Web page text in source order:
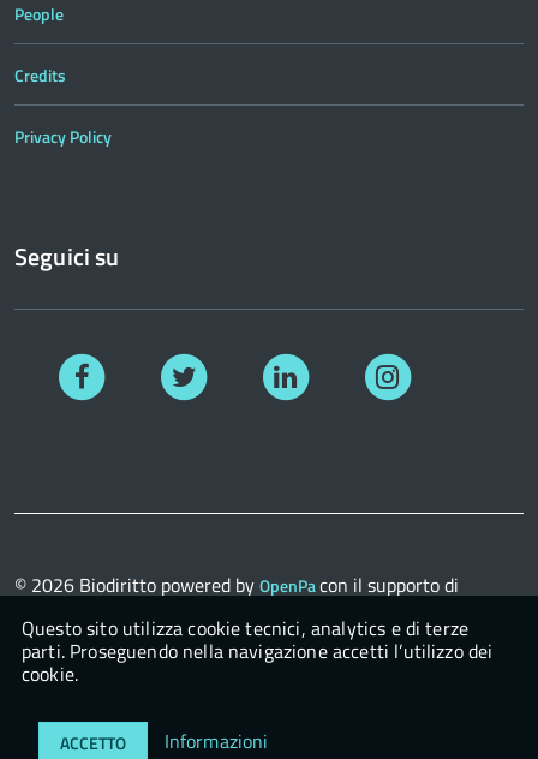
People
Credits
Privacy Policy
Seguici su
Facebook Linkedin
© 2026 Biodiritto powered byOpenPacon il supporto di
Questo sito utilizza cookie tecnici, analytics e di terze
parti. Proseguendo nella navigazione accetti l’utilizzo dei
cookie.
ACCETTO Informazioni